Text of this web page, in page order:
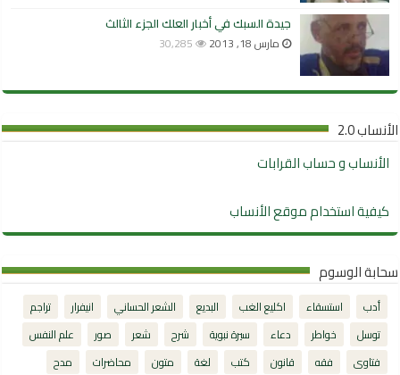
جيدة السبك في أخبار العلك الجزء الثالث
مارس 18, 2013 30,285
الأنساب 2.0
الأنساب و حساب القرابات
كيفية استخدام موقع الأنساب
سحابة الوسوم
أدب استسقاء اكليع الغب البديع الشعر الحساني انيفرار
تراجم
توسل
خواطر دعاء سيرة نبوية شرح شعر صور
علم النفس
فتاوى
فقه قانون كتب لغة متون محاضرات
مدح